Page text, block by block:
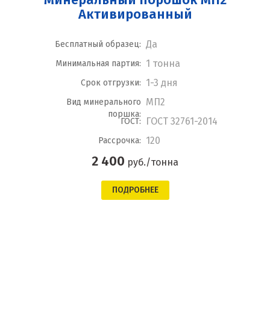
Активированный
Бесплатный образец: Да
Минимальная партия: 1 тонна
Срок отгрузки: 1-3 дня
Вид минерального
поршка:
МП2
ГОСТ: ГОСТ 32761-2014
Рассрочка: 120
2 400 руб./тонна
ПОДРОБНЕЕ